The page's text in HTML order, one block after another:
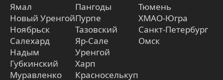
Ямал
Новый Уренгой
Ноябрьск
Салехард
Надым
Губкинский
Муравленко
Пангоды
Пурпе
Тазовский
Яр-Сале
Уренгой
Харп
Красноселькуп
Тюмень
ХМАО-Югра
Санкт-Петербург
Омск